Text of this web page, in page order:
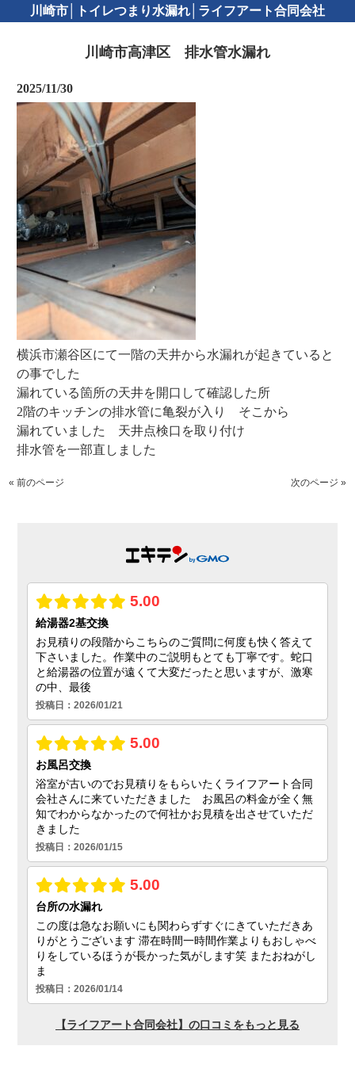
川崎市│トイレつまり水漏れ│ライフアート合同会社
川崎市高津区 排水管水漏れ
2025/11/30
横浜市瀬谷区にて一階の天井から水漏れが起きていると
の事でした
漏れている箇所の天井を開口して確認した所
2階のキッチンの排水管に亀裂が入り そこから
漏れていました 天井点検口を取り付け
排水管を一部直しました
« 前のページ 次のページ »